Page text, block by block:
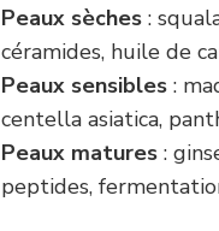
Peaux sèches :
céramides, huile de
Peaux sensibles :
centella asiatica,
Peaux matures :
peptides,